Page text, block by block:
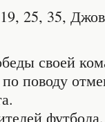
25, 35,
своей
поводу